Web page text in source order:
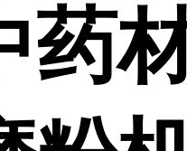
药